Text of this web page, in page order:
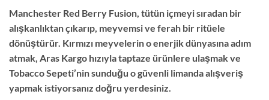
Manchester Red Berry Fusion, tütün içmeyi sıradan bir
alışkanlıktan çıkarıp, meyvemsi ve ferah bir ritüele
dönüştürür. Kırmızı meyvelerin o enerjik dünyasına adım
atmak, Aras Kargo hızıyla taptaze ürünlere ulaşmak ve
Tobacco Sepeti’nin sunduğu o güvenli limanda alışveriş
yapmak istiyorsanız doğru yerdesiniz.